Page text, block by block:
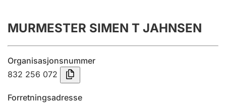
Årsregnskap
Innsending og forsinkelsesgebyr
MURMESTER SIMEN T JAHNSEN
Organisasjonsnummer
832 256 072
Forretningsadresse